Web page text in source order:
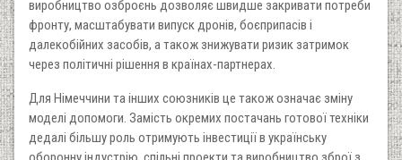
виробництво озброєнь дозволяє швидше закривати потреби
фронту, масштабувати випуск дронів, боєприпасів і
далекобійних засобів, а також знижувати ризик затримок
через політичні рішення в країнах-партнерах.
Для Німеччини та інших союзників це також означає зміну
моделі допомоги. Замість окремих постачань готової техніки
дедалі більшу роль отримують інвестиції в українську